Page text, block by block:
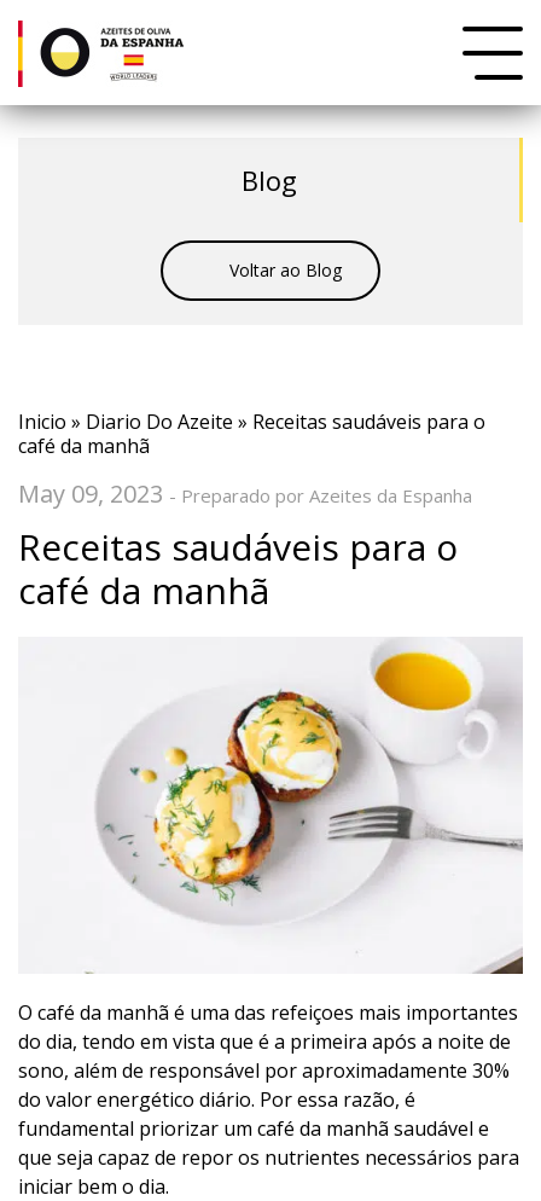
Blog
Voltar ao Blog
Inicio » Diario Do Azeite » Receitas saudáveis para o
café da manhã
May 09, 2023 - Preparado por Azeites da Espanha
Receitas saudáveis para o
café da manhã
O café da manhã é uma das refeiçoes mais importantes
do dia, tendo em vista que é a primeira após a noite de
sono, além de responsável por aproximadamente 30%
do valor energético diário. Por essa razão, é
fundamental priorizar um café da manhã saudável e
que seja capaz de repor os nutrientes necessários para
iniciar bem o dia.